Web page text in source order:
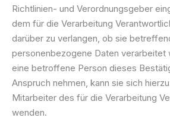
Richtlinien- und Verordnungsgeber
dem für die Verarbeitung
darüber zu verlangen, ob sie
personenbezogene Daten verarbeitet
eine betroffene Person dieses
Anspruch nehmen, kann sie sich
Mitarbeiter des für die Verarbeitung
wenden.